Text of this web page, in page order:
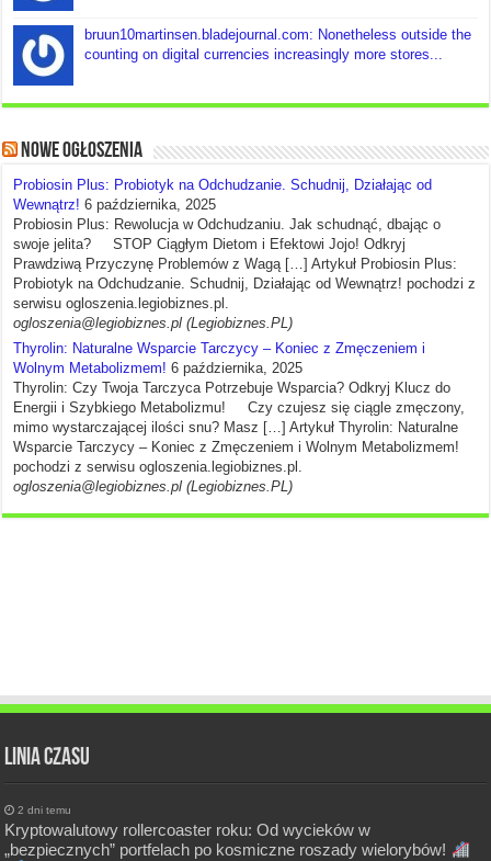
bruun10martinsen.bladejournal.com: Nonetheless outside the
counting on digital currencies increasingly more stores...
Nowe ogłoszenia
Probiosin Plus: Probiotyk na Odchudzanie. Schudnij, Działając od
Wewnątrz! 6 października, 2025
Probiosin Plus: Rewolucja w Odchudzaniu. Jak schudnąć, dbając o
swoje jelita? STOP Ciągłym Dietom i Efektowi Jojo! Odkryj
Prawdziwą Przyczynę Problemów z Wagą […] Artykuł Probiosin Plus:
Probiotyk na Odchudzanie. Schudnij, Działając od Wewnątrz! pochodzi z
serwisu ogloszenia.legiobiznes.pl.
ogloszenia@legiobiznes.pl (Legiobiznes.PL)
Thyrolin: Naturalne Wsparcie Tarczycy – Koniec z Zmęczeniem i
Wolnym Metabolizmem! 6 października, 2025
Thyrolin: Czy Twoja Tarczyca Potrzebuje Wsparcia? Odkryj Klucz do
Energii i Szybkiego Metabolizmu! Czy czujesz się ciągle zmęczony,
mimo wystarczającej ilości snu? Masz […] Artykuł Thyrolin: Naturalne
Wsparcie Tarczycy – Koniec z Zmęczeniem i Wolnym Metabolizmem!
pochodzi z serwisu ogloszenia.legiobiznes.pl.
ogloszenia@legiobiznes.pl (Legiobiznes.PL)
Linia czasu
2 dni temu
Kryptowalutowy rollercoaster roku: Od wycieków w
„bezpiecznych” portfelach po kosmiczne roszady wielorybów!